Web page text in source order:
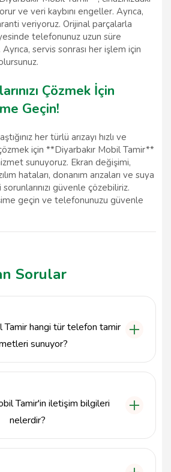
ve veri kaybını engeller. Ayrıca,
veriyoruz. Orijinal parçalarla
telefonunuz uzun süre
Ayrıca, servis sonrası her işlem için
Çözmek İçin
Geçin!
her türlü arızayı hızlı ve
için **Diyarbakır Mobil Tamir**
sunuyoruz. Ekran değişimi,
hataları, donanım arızaları ve suya
güvenle çözebiliriz.
geçin ve telefonunuzu güvenle
Sorular
Tamir hangi tür telefon tamir
sunuyor?
Tamir'in iletişim bilgileri
nelerdir?